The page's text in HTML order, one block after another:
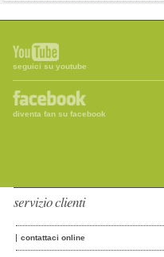
seguici su youtube
diventa fan su facebook
servizio clienti
contattaci online